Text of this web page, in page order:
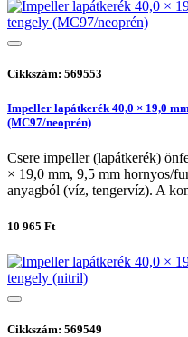
Cikkszám: 569553
Impeller lapátkerék 40,0 × 19,0
(MC97/neoprén)
Csere impeller (lapátkerék)
× 19,0 mm, 9,5 mm hornyos/
anyagból (víz, tengervíz). A
10 965 Ft
Cikkszám: 569549